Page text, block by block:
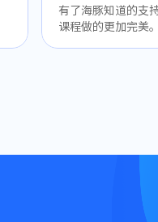
有了海豚知道的支
课程做的更加完美